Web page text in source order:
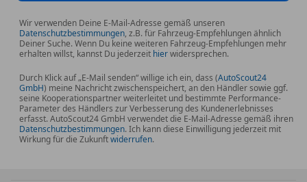
Wir verwenden Deine E-Mail-Adresse gemäß unseren
Datenschutzbestimmungen, z.B. für Fahrzeug-Empfehlungen ähnlich
Deiner Suche. Wenn Du keine weiteren Fahrzeug-Empfehlungen mehr
erhalten willst, kannst Du jederzeit hierwidersprechen.
Durch Klick auf „E-Mail senden“ willige ich ein, dass (AutoScout24
GmbH) meine Nachricht zwischenspeichert, an den Händler sowie ggf.
seine Kooperationspartner weiterleitet und bestimmte Performance-
Parameter des Händlers zur Verbesserung des Kundenerlebnisses
erfasst. AutoScout24 GmbH verwendet die E-Mail-Adresse gemäß ihren
Datenschutzbestimmungen. Ich kann diese Einwilligung jederzeit mit
Wirkung für die Zukunftwiderrufen.